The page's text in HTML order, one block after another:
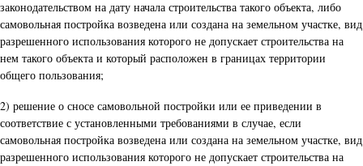
законодательством на дату начала строительства такого объекта, либо
самовольная постройка возведена или создана на земельном участке, вид
разрешенного использования которого не допускает строительства на
нем такого объекта и который расположен в границах территории
общего пользования;
2) решение о сносе самовольной постройки или ее приведении в
соответствие с установленными требованиями в случае, если
самовольная постройка возведена или создана на земельном участке, вид
разрешенного использования которого не допускает строительства на